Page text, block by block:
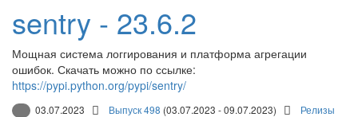
sentry - 23.6.2
Мощная система логгирования и платформа агрегации
ошибок. Скачать можно по ссылке:
https://pypi.python.org/pypi/sentry/
03.07.2023 Выпуск 498 (03.07.2023 - 09.07.2023) Релизы